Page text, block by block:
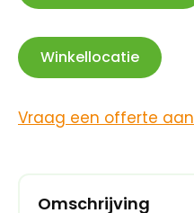
Winkellocatie
Vraag een offerte aan
Omschrijving